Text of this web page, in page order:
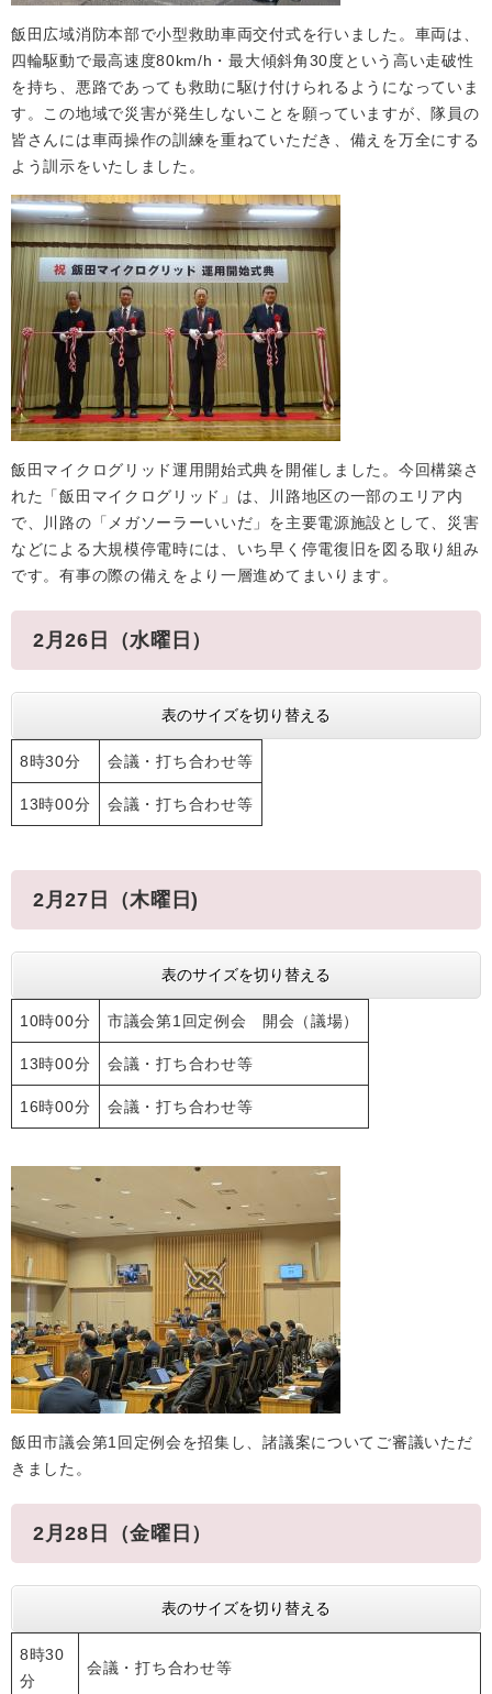
飯田広域消防本部で小型救助車両交付式を行いました。車両は、
四輪駆動で最高速度80km/h・最大傾斜角30度という高い走破性
を持ち、悪路であっても救助に駆け付けられるようになっていま
す。この地域で災害が発生しないことを願っていますが、隊員の
皆さんには車両操作の訓練を重ねていただき、備えを万全にする
よう訓示をいたしました。
飯田マイクログリッド運用開始式典を開催しました。今回構築さ
れた「飯田マイクログリッド」は、川路地区の一部のエリア内
で、川路の「メガソーラーいいだ」を主要電源施設として、災害
などによる大規模停電時には、いち早く停電復旧を図る取り組み
です。有事の際の備えをより一層進めてまいります。
2月26日（水曜日）
表のサイズを切り替える
8時30分 会議・打ち合わせ等
13時00分 会議・打ち合わせ等
2月27日（木曜日)
表のサイズを切り替える
10時00分 市議会第1回定例会 開会（議場）
13時00分 会議・打ち合わせ等
16時00分 会議・打ち合わせ等
飯田市議会第1回定例会を招集し、諸議案についてご審議いただ
きました。
2月28日（金曜日）
表のサイズを切り替える
8時30
分
会議・打ち合わせ等